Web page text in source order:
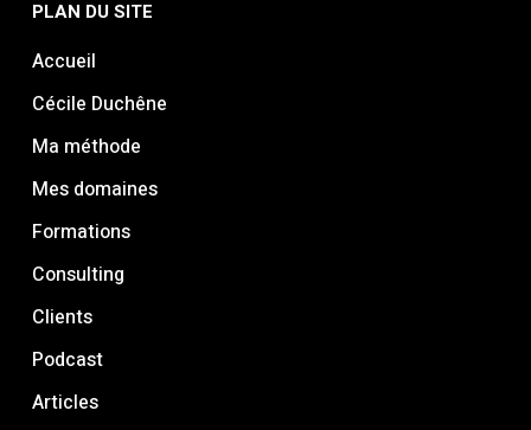
PLAN DU SITE
Accueil
Cécile Duchêne
Ma méthode
Mes domaines
Formations
Consulting
Clients
Podcast
Articles